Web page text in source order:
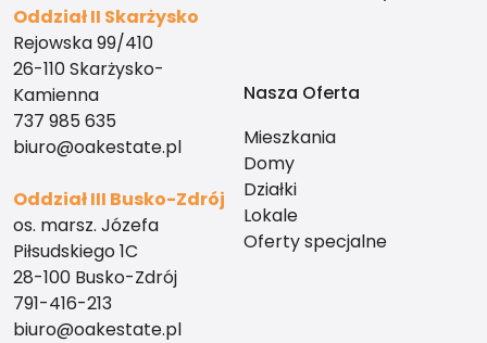
Oddział II Skarżysko
Rejowska 99/410
26-110 Skarżysko-
Kamienna
737 985 635
biuro@oakestate.pl
Oddział III Busko-Zdrój
os. marsz. Józefa
Piłsudskiego 1C
28-100 Busko-Zdrój
791-416-213
biuro@oakestate.pl
Nasza Oferta
Mieszkania
Domy
Działki
Lokale
Oferty specjalne